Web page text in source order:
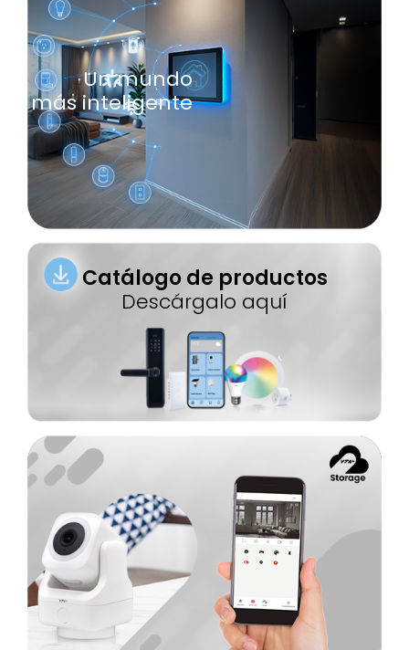
Un mundo
más inteligente
Catálogo de productos
Descárgalo aquí